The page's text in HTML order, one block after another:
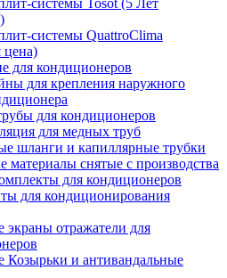
системы Tosot (5 Лет
системы QuattroClima
для кондиционеров
для крепления наружного
для кондиционеров
для медных труб
шланги и капиллярные трубки
материалы снятые с производства
для кондиционеров
для кондиционирования
экраны отражатели для
Козырьки и антивандальные